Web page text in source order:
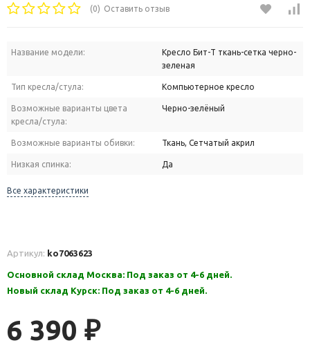
(0) Оставить отзыв
Название модели:
Кресло Бит-T ткань-сетка черно-
зеленая
Тип кресла/стула: Компьютерное кресло
Возможные варианты цвета
кресла/стула:
Черно-зелёный
Возможные варианты обивки: Ткань, Сетчатый акрил
Низкая спинка: Да
Все характеристики
Артикул: ko7063623
Основной склад Москва: Под заказ от 4-6 дней.
Новый склад Курск: Под заказ от 4-6 дней.
6 390 ₽